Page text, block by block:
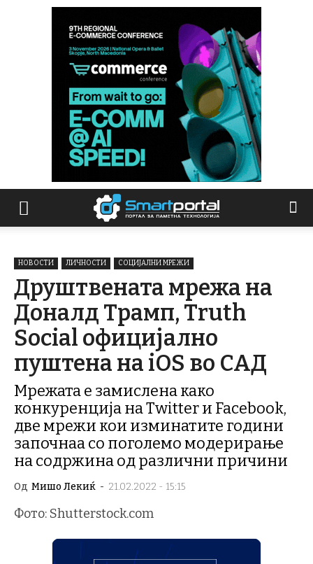
НОВОСТИ ЛИЧНОСТИ СОЦИЈАЛНИ МРЕЖИ
Друштвената мрежа на
Доналд Трамп, Truth
Social официјално
пуштена на iOS во САД
Мрежата е замислена како
конкуренција на Twitter и Facebook,
две мрежи кои изминатите години
започнаа со поголемо модерирање
на содржина од различни причини
Од Мишо Лекиќ - 21.02.2022 - 15:15
Фото: Shutterstock.com